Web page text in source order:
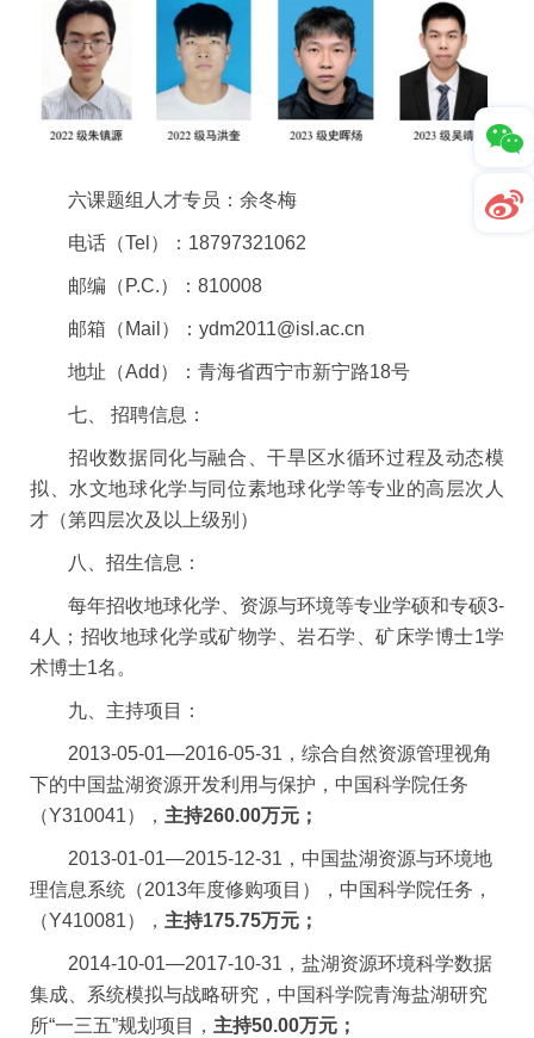
六课题组人才专员： 余冬梅
电话（Tel ）： 18797321062
邮编（ P.C.）： 810008
邮箱（ Mail ）： ydm2011@isl.ac.cn
地址（Add ）：青海省西宁市新宁路18号
七、 招聘信息：
招收数据同化与融合、干旱区水循环过程及动态模
拟、水文地球化学与同位素地球化学等专业的高层次人
才（第四层次及以上级别）
八、招生信息：
每年招收地球化学、资源与环境等专业学硕和专硕3-
4 人；招收地球化学或矿物学、岩石学、矿床学博士1学
术博士1名。
九、主持项目：
2013-05-01—2016-05-31 ，综合自然资源管理视角
下的中国盐湖资源开发利用与保护，中国科学院任务
（Y310041）， 主持260.00万元；
2013-01-01—2015-12-31 ，中国盐湖资源与环境地
理信息系统（2013年度修购项目），中国科学院任务，
（Y410081）， 主持175.75万元；
2014-10-01—2017-10-31 ，盐湖资源环境科学数据
集成、系统模拟与战略研究，中国科学院青海盐湖研究
所“一三五”规划项目， 主持50.00万元；